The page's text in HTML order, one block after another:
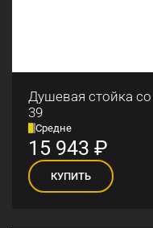
Душевая стойка
39
Средне
15 943 ₽
КУПИТЬ